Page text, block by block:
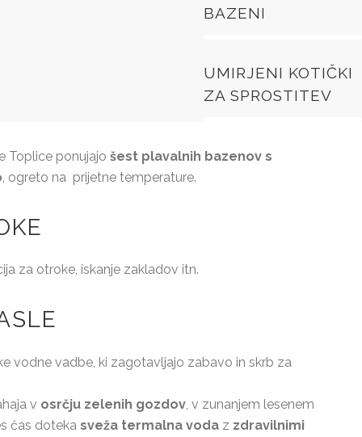
BAZENI
UMIRJENI KOTIČKI
ZA SPROSTITEV
Toplice ponujajo šest plavalnih bazenov s
, ogreto na prijetne temperature.
za otroke, iskanje zakladov itn.
vodne vadbe, ki zagotavljajo zabavo in skrb za
v osrčju zelenih gozdov , v zunanjem lesenem
čas doteka sveža termalna voda z zdravilnimi